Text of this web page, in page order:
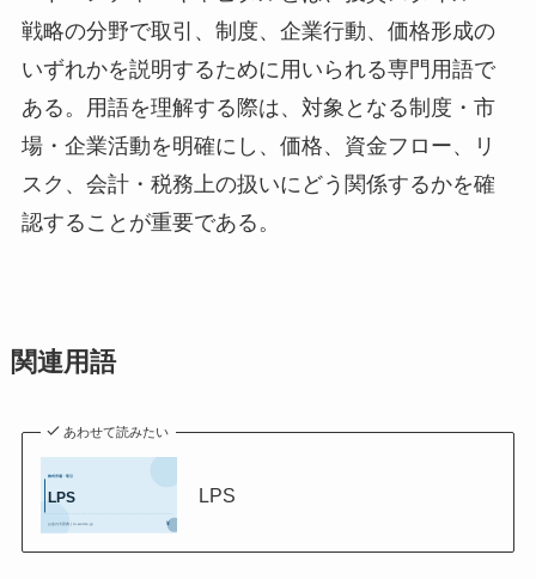
戦略の分野で取引、制度、企業行動、価格形成の
いずれかを説明するために用いられる専門用語で
ある。用語を理解する際は、対象となる制度・市
場・企業活動を明確にし、価格、資金フロー、リ
スク、会計・税務上の扱いにどう関係するかを確
認することが重要である。
関連用語
あわせて読みたい
LPS